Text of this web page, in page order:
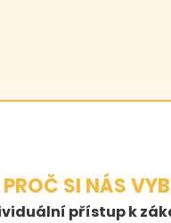
PROČ SI NÁS
přístup k